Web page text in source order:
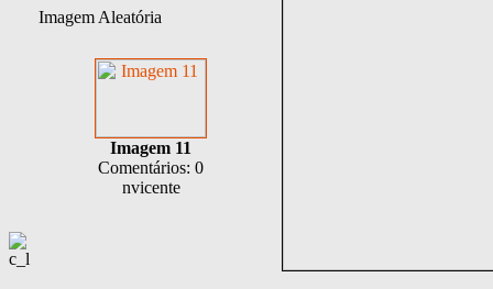
Imagem Aleatória
Imagem 11
Comentários: 0
nvicente